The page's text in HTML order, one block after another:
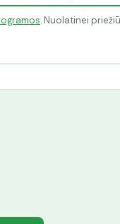
. Nuolatinei